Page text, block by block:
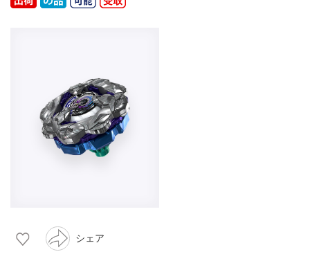
シェア